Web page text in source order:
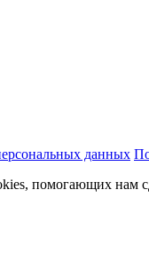
данных
помогающих нам